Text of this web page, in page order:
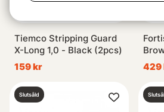
Tiemco Stripping Guard
X-Long 1,0 - Black (2pcs)
159 kr
429
Slutsåld